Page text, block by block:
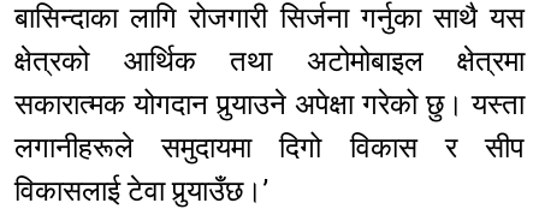
बासिन्दाका लागि रोजगारी सिर्जना गर्नुका साथै यस
क्षेत्रको आर्थिक तथा अटोमोबाइल क्षेत्रमा
सकारात्मक योगदान पुर्‍याउने अपेक्षा गरेको छु। यस्ता
लगानीहरूले समुदायमा दिगो विकास र सीप
विकासलाई टेवा पुर्‍याउँछ।’